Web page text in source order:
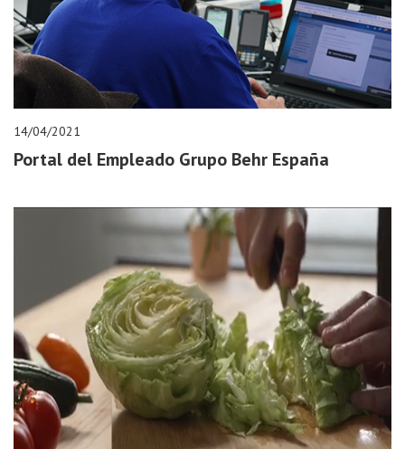
14/04/2021
Portal del Empleado Grupo Behr España